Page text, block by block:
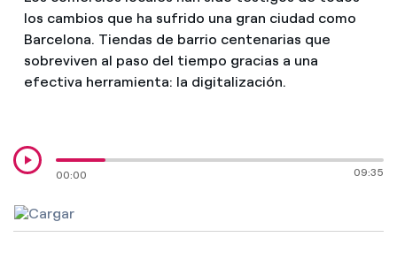
Por cada kWh que ahorres, te descontamos otro
¿Cómo cambiar el titular del contrato?
compañía?
¿Gestionas varias comunidades de propietarios?
La cara e
los cambios que ha sufrido una gran ciudad como
Barcelona. Tiendas de barrio centenarias que
sobreviven al paso del tiempo gracias a una
efectiva herramienta: la digitalización.
00:00 09:35